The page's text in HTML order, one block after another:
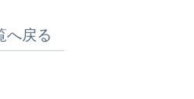
へ戻る